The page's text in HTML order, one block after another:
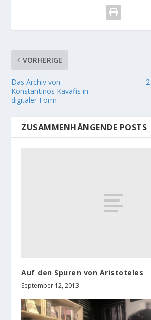
VORHERIGE
Das Archiv von
Konstantinos Kavafis in
digitaler Form
ZUSAMMENHÄNGENDE POSTS
Auf den Spuren von Aristoteles
September 12, 2013